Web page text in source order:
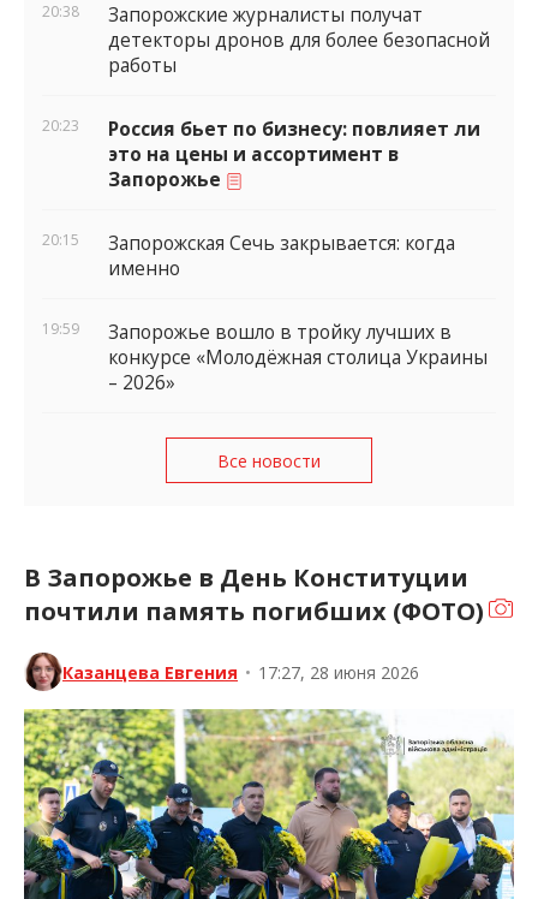
20:38
Запорожские журналисты получат
детекторы дронов для более безопасной
работы
20:23
Россия бьет по бизнесу: повлияет ли
это на цены и ассортимент в
Запорожье
20:15
Запорожская Сечь закрывается: когда
именно
19:59
Запорожье вошло в тройку лучших в
конкурсе «Молодёжная столица Украины
– 2026»
Все новости
В Запорожье в День Конституции
почтили память погибших (ФОТО)
Казанцева Евгения • 17:27, 28 июня 2026